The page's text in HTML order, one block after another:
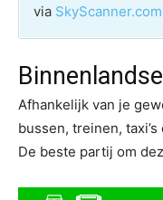
via SkyScanner.com
Afhankelijk van je
bussen, treinen,
De beste partij om